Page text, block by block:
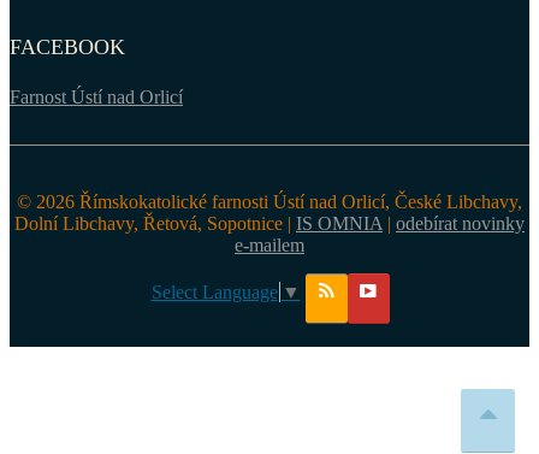
FACEBOOK
Farnost Ústí nad Orlicí
© 2026 Římskokatolické farnosti Ústí nad Orlicí, České Libchavy,
Dolní Libchavy, Řetová, Sopotnice | IS OMNIA | odebírat novinky
e-mailem
Select Language ▼